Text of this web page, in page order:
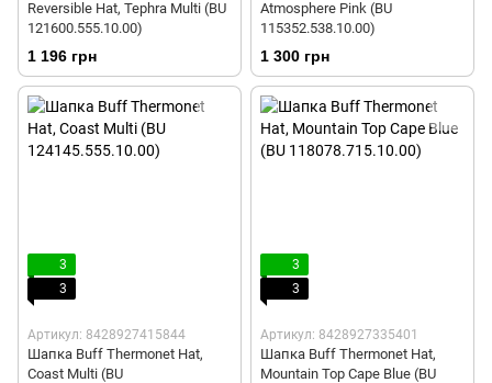
Reversible Hat, Tephra Multi (BU
121600.555.10.00)
1 196 грн
Atmosphere Pink (BU
115352.538.10.00)
1 300 грн
3
3
Артикул: 8428927415844
Шапка Buff Thermonet Hat,
Coast Multi (BU
3
3
Артикул: 8428927335401
Шапка Buff Thermonet Hat,
Mountain Top Cape Blue (BU